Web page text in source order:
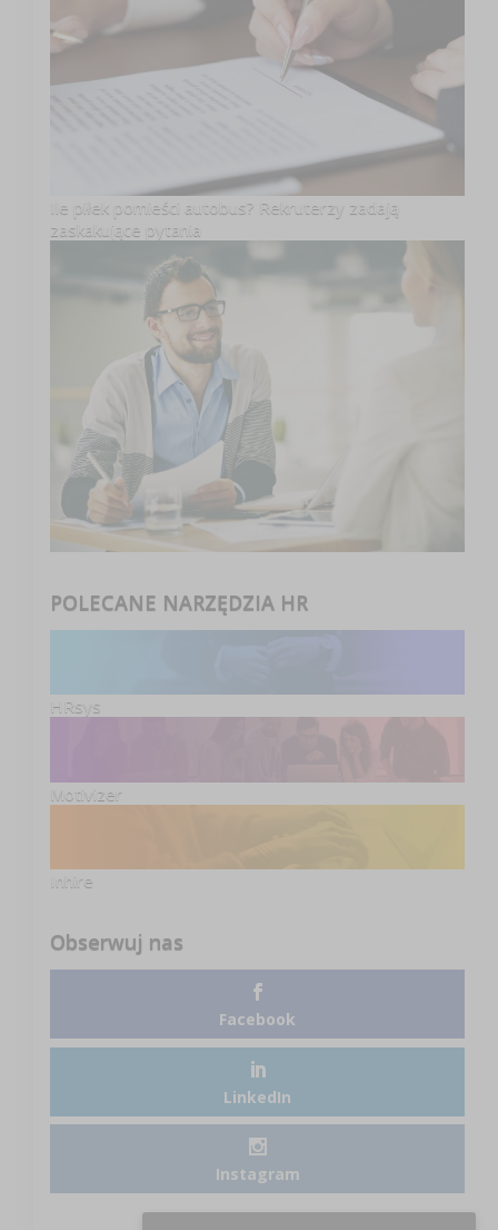
Ile piłek pomieści autobus? Rekruterzy zadają
zaskakujące pytania
POLECANE NARZĘDZIA HR
HRsys
Motivizer
Inhire
Obserwuj nas
Facebook
LinkedIn
Instagram